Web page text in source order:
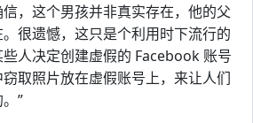
，这个男孩并非真实存在，他的父
很遗憾，这只是个利用时下流行的
人决定创建虚假的 Facebook 账号
取照片放在虚假账号上，来让人们
”